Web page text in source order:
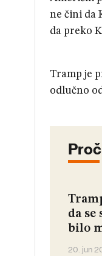
ne čini da
da preko
Tramp je
odlučno
da
bilo
20. jun